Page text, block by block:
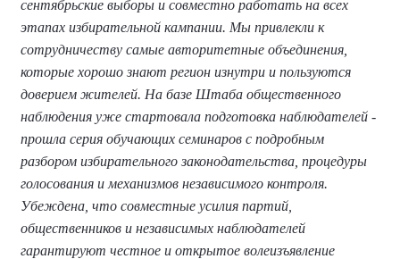
сентябрьские выборы и совместно работать на всех
этапах избирательной кампании. Мы привлекли к
сотрудничеству самые авторитетные объединения,
которые хорошо знают регион изнутри и пользуются
доверием жителей. На базе Штаба общественного
наблюдения уже стартовала подготовка наблюдателей -
прошла серия обучающих семинаров с подробным
разбором избирательного законодательства, процедуры
голосования и механизмов независимого контроля.
Убеждена, что совместные усилия партий,
общественников и независимых наблюдателей
гарантируют честное и открытое волеизъявление